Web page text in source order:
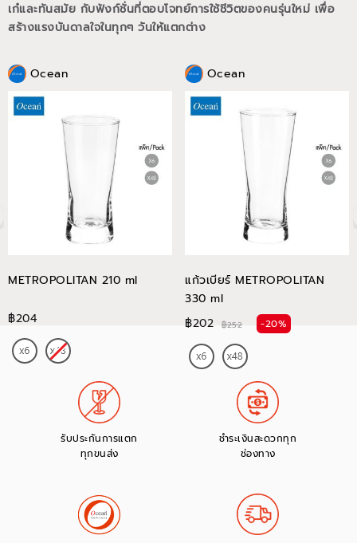
เก๋และทันสมัย กับฟังก์ชั่นที่ตอบโจทย์การใช้ชีวิตของคนรุ่นใหม่ เพื่อ
สร้างแรงบันดาลใจในทุกๆ วันให้แตกต่าง
Ocean
METROPOLITAN 210 ml
฿204
Ocean
แก้วเบียร์ METROPOLITAN
330 ml
฿202
฿252 -20%
รับประกันการแตก
ทุกขนส่ง
ชำระเงินสะดวกทุก
ช่องทาง